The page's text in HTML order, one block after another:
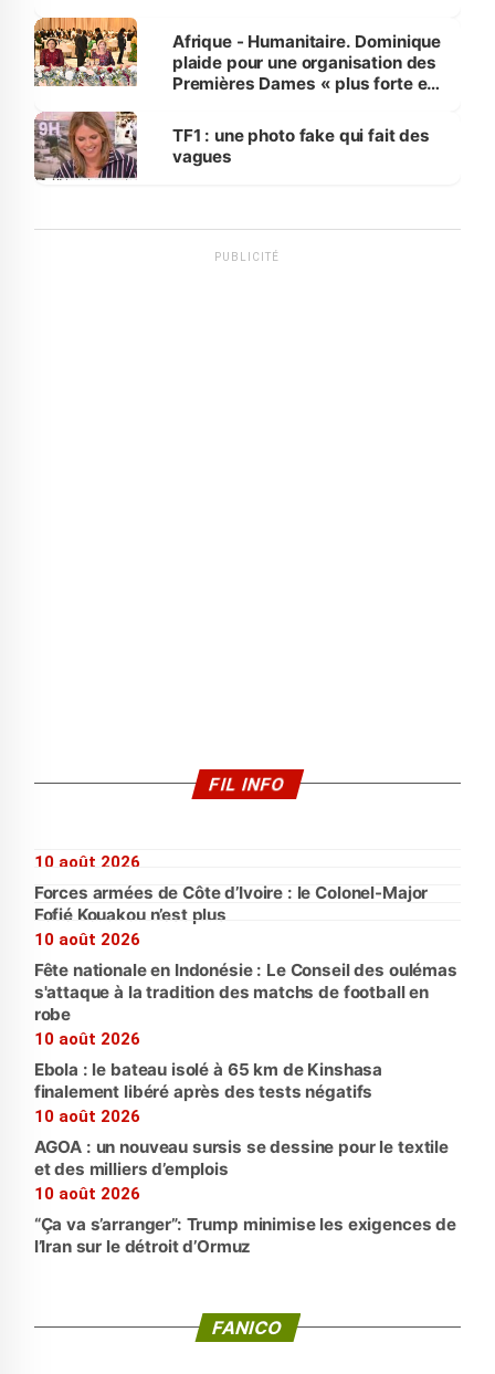
Afrique - Humanitaire. Dominique
plaide pour une organisation des
Premières Dames « plus forte et
sur la scène internationale »
TF1 : une photo fake qui fait des
vagues
PUBLICITÉ
FIL INFO
10 août 2026
Forces armées de Côte d’Ivoire : le Colonel-Major
Fofié Kouakou n’est plus
10 août 2026
Fête nationale en Indonésie : Le Conseil des oulémas
s'attaque à la tradition des matchs de football en
robe
10 août 2026
Ebola : le bateau isolé à 65 km de Kinshasa
finalement libéré après des tests négatifs
10 août 2026
AGOA : un nouveau sursis se dessine pour le textile
et des milliers d’emplois
10 août 2026
“Ça va s’arranger”: Trump minimise les exigences de
l’Iran sur le détroit d’Ormuz
FANICO